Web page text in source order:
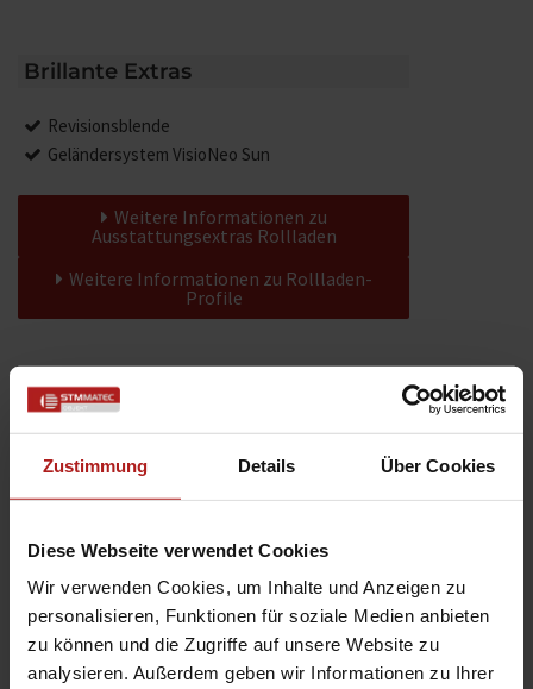
Zustimmung Details Über Cookies
Diese Webseite verwendet Cookies
Wir verwenden Cookies, um Inhalte und Anzeigen zu
personalisieren, Funktionen für soziale Medien anbieten
zu können und die Zugriffe auf unsere Website zu
analysieren. Außerdem geben wir Informationen zu Ihrer
Brillante Extras
Revisionsblende
Geländersystem VisioNeo Sun
Weitere Informationen zu
Ausstattungsextras Rollladen
Weitere Informationen zu Rollladen-
Profile
Farben
Weitere Informationen